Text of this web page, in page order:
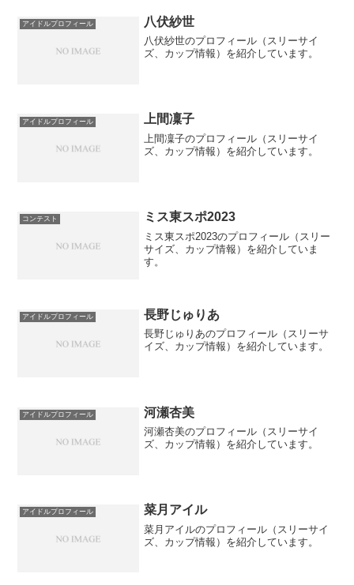
アイドルプロフィール 八伏紗世
八伏紗世のプロフィール（スリーサイ
ズ、カップ情報）を紹介しています。
アイドルプロフィール 上間凜子
上間凜子のプロフィール（スリーサイ
ズ、カップ情報）を紹介しています。
コンテスト ミス東スポ2023
ミス東スポ2023のプロフィール（スリー
サイズ、カップ情報）を紹介していま
す。
アイドルプロフィール 長野じゅりあ
長野じゅりあのプロフィール（スリーサ
イズ、カップ情報）を紹介しています。
アイドルプロフィール 河瀬杏美
河瀬杏美のプロフィール（スリーサイ
ズ、カップ情報）を紹介しています。
アイドルプロフィール 菜月アイル
菜月アイルのプロフィール（スリーサイ
ズ、カップ情報）を紹介しています。